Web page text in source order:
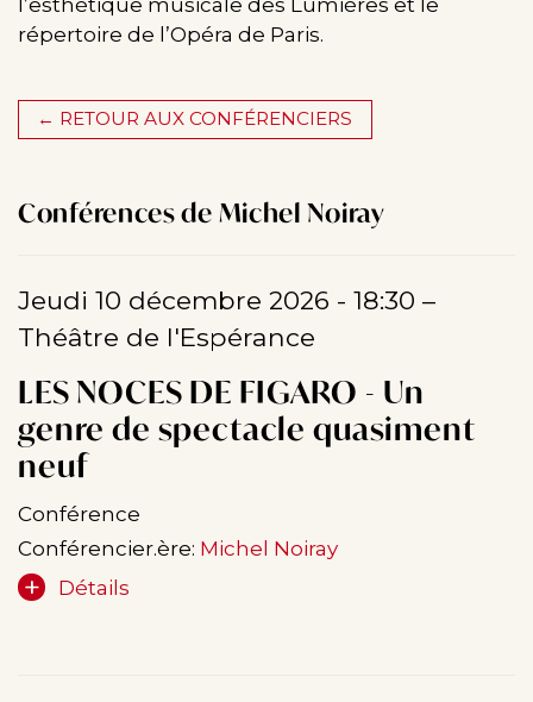
l’esthétique musicale des Lumières et le
répertoire de l’Opéra de Paris.
← RETOUR AUX CONFÉRENCIERS
Conférences de Michel Noiray
Jeudi 10 décembre 2026 - 18:30 –
Théâtre de l'Espérance
LES NOCES DE FIGARO - Un
genre de spectacle quasiment
neuf
Conférence
Conférencier.ère: Michel Noiray
Détails